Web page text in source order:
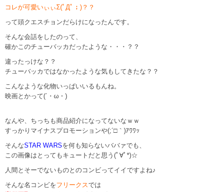
コレが可愛いぃぃΣ(ﾟДﾟ；)？？
って頭クエスチョンだらけになったんです。
そんな会話をしたのって、
確かこのチューバッカだったような・・・？？
違ったっけな？？
チューバッカではなかったような気もしてきたな？？
こんなような化物いっぱいいるもんね。
映画とかって(´・ω・)
なんや、ちっちも商品紹介になってないなｗｗ
すっかりマイナスプロモーションや(;´□｀)ｱﾜﾜｯ
そんなSTAR WARSを何も知らないババァでも、
この画像はとってもキュートだと思う(ﾟ∀ﾟ*)☆
人間とそーでないものとのコンビってイイですよね♪
そんな名コンビをフリークスでは